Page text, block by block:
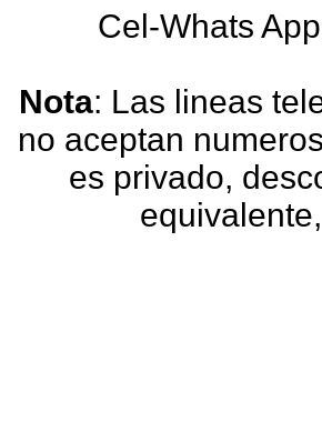
Cel-Whats
Nota: Las lineas
no aceptan
es privado,